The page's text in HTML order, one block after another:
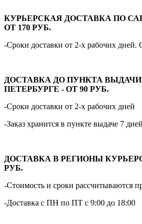
КУРЬЕРСКАЯ ДОСТАВКА ПО
ОТ 170 РУБ.
-Сроки доставки от 2-х рабочих
ДОСТАВКА ДО ПУНКТА
ПЕТЕРБУРГЕ - ОТ 90 РУБ.
-Сроки доставки от 2-х рабочих дней
-Заказ хранится в пункте выдаче 7
ДОСТАВКА В РЕГИОНЫ
РУБ.
-Стоимость и сроки рассчитываются
-Доставка с ПН по ПТ с 9:00 до 18:00